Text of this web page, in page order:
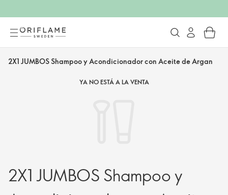
2X1 JUMBOS Shampoo y Acondicionador con Aceite de Argan
YA NO ESTÁ A LA VENTA
2X1 JUMBOS Shampoo y